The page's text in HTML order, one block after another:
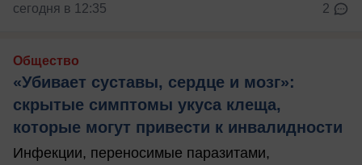
сегодня в 12:35 2
Общество
«Убивает суставы, сердце и мозг»:
скрытые симптомы укуса клеща,
которые могут привести к инвалидности
Инфекции, переносимые паразитами,